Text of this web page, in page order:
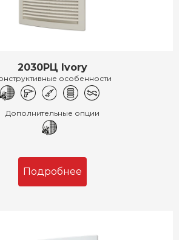
2030РЦ Ivory
особенности
Дополнительные опции
Подробнее